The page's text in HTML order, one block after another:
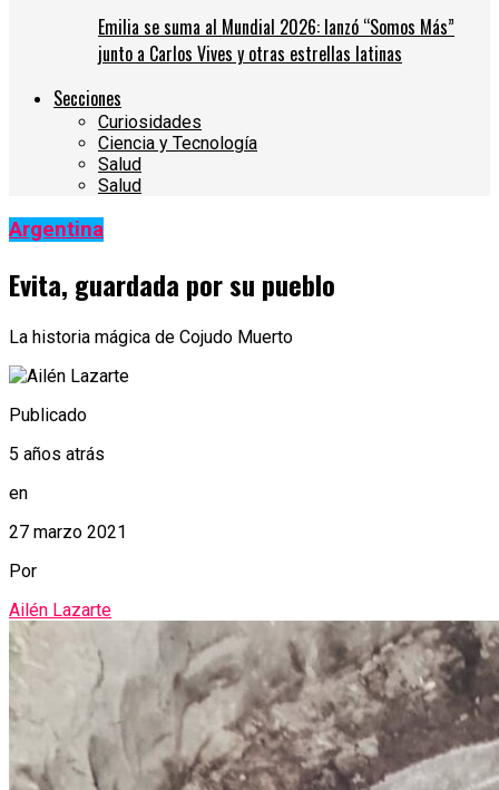
Emilia se suma al Mundial 2026: lanzó “Somos Más”
junto a Carlos Vives y otras estrellas latinas
Secciones
Curiosidades
Ciencia y Tecnología
Salud
Salud
Argentina
Evita, guardada por su pueblo
La historia mágica de Cojudo Muerto
Publicado
5 años atrás
en
27 marzo 2021
Por
Ailén Lazarte